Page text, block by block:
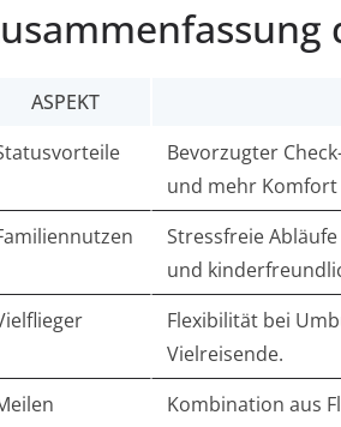
ASPEKT
Bevorzugter
und mehr Komfort
Stressfreie
und
Flexibilität bei
Vielreisende.
Kombination aus